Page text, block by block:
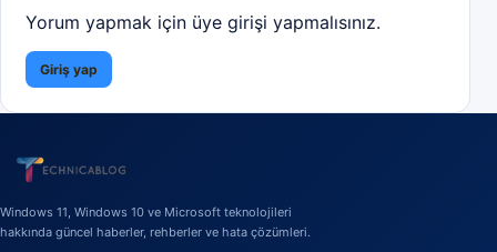
Yorum yapmak için üye girişi yapmalısınız.
Giriş yap
Windows 11, Windows 10 ve Microsoft teknolojileri
hakkında güncel haberler, rehberler ve hata çözümleri.